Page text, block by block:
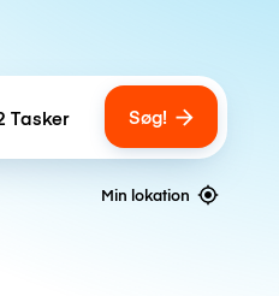
of bags
Tasker Søg!
Min lokation